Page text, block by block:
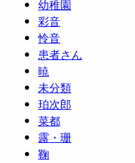
幼稚園
彩音
怜音
患者さん
暁
未分類
珀次郎
菜都
露・珊
鞠